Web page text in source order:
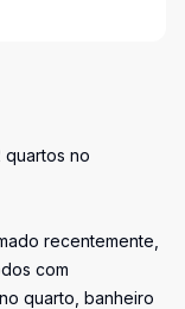
quartos no
recentemente,
com
quarto, banheiro